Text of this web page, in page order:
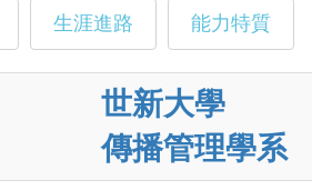
生涯進路 能力特質
世新大學
傳播管理學系